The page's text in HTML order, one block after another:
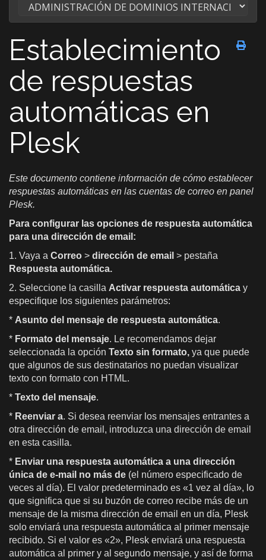
Establecimiento
de respuestas
automáticas en
Plesk
Este documento contiene información de cómo establecer
respuestas automáticas en las cuentas de correo en panel
Plesk.
Para configurar las opciones de respuesta automática
para una dirección de email:
1. Vaya a Correo > dirección de email > pestaña
Respuesta automática.
2. Seleccione la casilla Activar respuesta automática y
especifique los siguientes parámetros:
* Asunto del mensaje de respuesta automática.
* Formato del mensaje. Le recomendamos dejar
seleccionada la opción Texto sin formato, ya que puede
que algunos de sus destinatarios no puedan visualizar
texto con formato con HTML.
* Texto del mensaje.
* Reenviar a. Si desea reenviar los mensajes entrantes a
otra dirección de email, introduzca una dirección de email
en esta casilla.
* Enviar una respuesta automática a una dirección
única de e-mail no más de (el número especificado de
veces al día). El valor predeterminado es «1 vez al día», lo
que significa que si su buzón de correo recibe más de un
mensaje de la misma dirección de email en un día, Plesk
solo enviará una respuesta automática al primer mensaje
recibido. Si el valor es «2», Plesk enviará una respuesta
automática al primer y al segundo mensaje, y así de forma